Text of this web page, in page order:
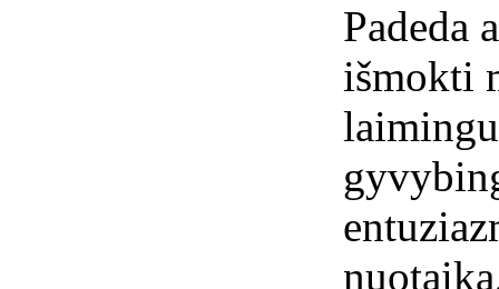
Padeda
išmokti